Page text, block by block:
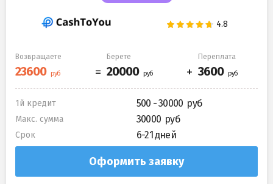
Возвращаете Берете Переплата
1й кредит 500 - 30000
Макс. сумма 30000
Срок 6-21 дней
Оформить заявку